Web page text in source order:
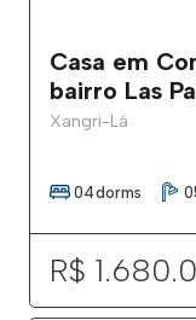
Casa em
bairro Las
Xangri-Lá
04dorms
R$